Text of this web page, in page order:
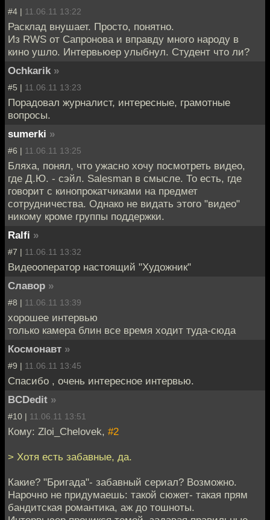
#4 | 11.06.11 13:22
Расклад внушает. Просто, понятно.
Из RWS от Сапронова и вправду много народу в
кино ушло. Интервьюер улыбнул. Студент что ли?
Ochkarik »
#5 | 11.06.11 13:23
Порадовал журналист, интересные, грамотные
вопросы.
sumerki »
#6 | 11.06.11 13:25
Бляха, понял, что ужасно хочу посмотреть видео,
где Д.Ю. - сэйл. Salesman в смысле. То есть, где
говорит с кинопрокатчиками на предмет
сотрудничества. Однако не видать этого "видео"
никому кроме группы поддержки.
Ralfi »
#7 | 11.06.11 13:32
Видеооператор настоящий "Художник"
Славор »
#8 | 11.06.11 13:39
хорошее интервью
только камера блин все время ходит туда-сюда
Космонавт »
#9 | 11.06.11 13:45
Спасибо , очень интересное интервью.
BCDedit »
#10 | 11.06.11 13:51
Кому: Zloi_Chelovek, #2
> Хотя есть забавные, да.
Какие? "Бригада"- забавный сериал? Возможно.
Нарочно не придумаешь: такой сюжет- такая прям
бандитская романтика, аж до тошноты.